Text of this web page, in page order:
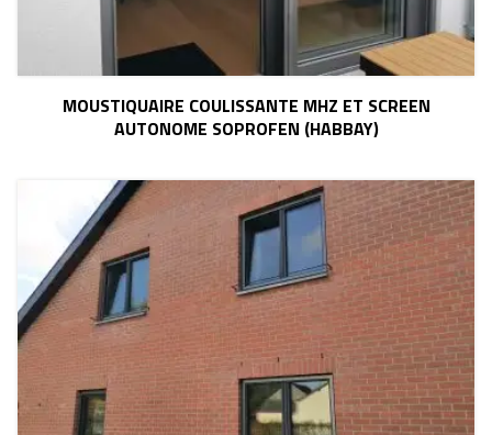
MOUSTIQUAIRE COULISSANTE MHZ ET SCREEN
AUTONOME SOPROFEN (HABBAY)